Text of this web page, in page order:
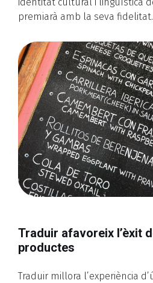
premiarà amb la seva fidelitat.
Traduir afavoreix l’èxit
productes
Traduir millora l’experiència